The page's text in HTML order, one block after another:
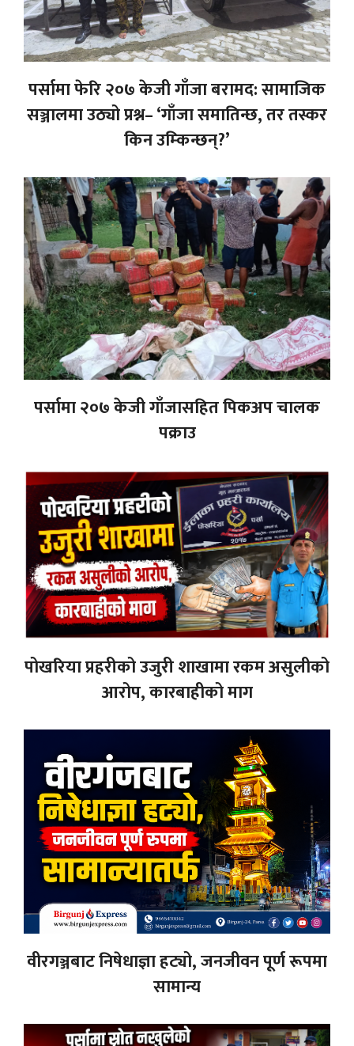
पर्सामा फेरि २०७ केजी गाँजा बरामद: सामाजिक
सञ्जालमा उठ्यो प्रश्न– ‘गाँजा समातिन्छ, तर तस्कर
किन उम्किन्छन्?’
पर्सामा २०७ केजी गाँजासहित पिकअप चालक
पक्राउ
पोखरिया प्रहरीको उजुरी शाखामा रकम असुलीको
आरोप, कारबाहीको माग
वीरगञ्जबाट निषेधाज्ञा हट्यो, जनजीवन पूर्ण रूपमा
सामान्य